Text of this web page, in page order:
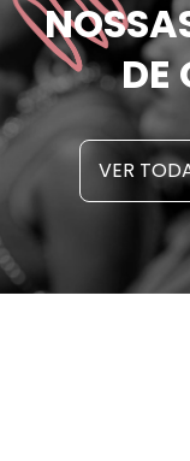
DE
VER
ameaçadas de
por parceiro ou
em cada 6 já sofreu
E PESQUISAS
novembro, 2021